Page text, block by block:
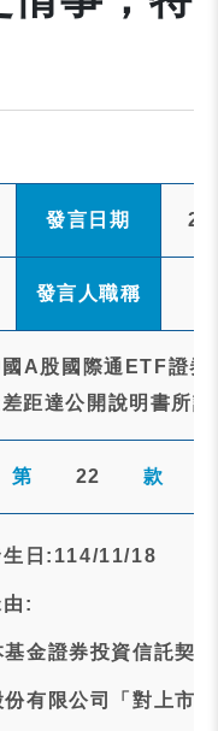
發言日期
發言人職稱
A股國際通ETF證
距達公開說明書所
第 22 款
生日:114/11/18
:
基金證券投資信託契
份有限公司「對上市